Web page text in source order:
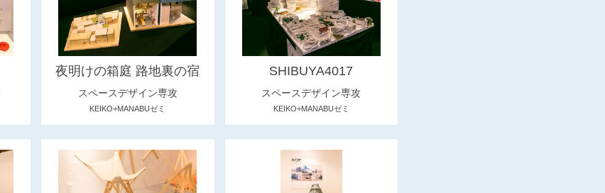
夜明けの箱庭 路地裏の宿
スペースデザイン専攻
KEIKO+MANABUゼミ
SHIBUYA4017
スペースデザイン専攻
KEIKO+MANABUゼミ